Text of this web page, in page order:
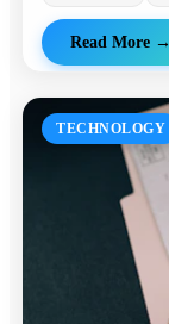
Read More →
TECHNOLOGY